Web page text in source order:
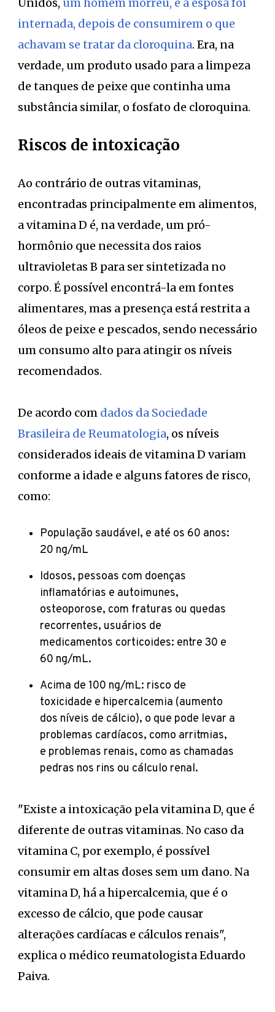
internada, depois de consumirem o que
achavam se tratar da cloroquina. Era, na
verdade, um produto usado para a limpeza
de tanques de peixe que continha uma
substância similar, o fosfato de cloroquina.
Riscos de intoxicação
Ao contrário de outras vitaminas,
encontradas principalmente em alimentos,
a vitamina D é, na verdade, um pró-
hormônio que necessita dos raios
ultravioletas B para ser sintetizada no
corpo. É possível encontrá-la em fontes
alimentares, mas a presença está restrita a
óleos de peixe e pescados, sendo necessário
um consumo alto para atingir os níveis
recomendados.
De acordo com dados da Sociedade
Brasileira de Reumatologia, os níveis
considerados ideais de vitamina D variam
conforme a idade e alguns fatores de risco,
como:
População saudável, e até os 60 anos:
20 ng/mL
Idosos, pessoas com doenças
inflamatórias e autoimunes,
osteoporose, com fraturas ou quedas
recorrentes, usuários de
medicamentos corticoides: entre 30 e
60 ng/mL.
Acima de 100 ng/mL: risco de
toxicidade e hipercalcemia (aumento
dos níveis de cálcio), o que pode levar a
problemas cardíacos, como arritmias,
e problemas renais, como as chamadas
pedras nos rins ou cálculo renal.
"Existe a intoxicação pela vitamina D, que é
diferente de outras vitaminas. No caso da
vitamina C, por exemplo, é possível
consumir em altas doses sem um dano. Na
vitamina D, há a hipercalcemia, que é o
excesso de cálcio, que pode causar
alterações cardíacas e cálculos renais",
explica o médico reumatologista Eduardo
Paiva.